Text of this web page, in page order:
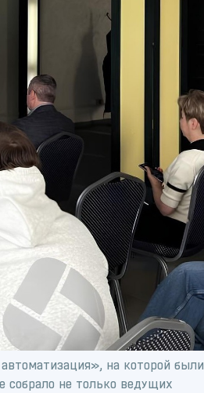
на которой были
собрало не только ведущих